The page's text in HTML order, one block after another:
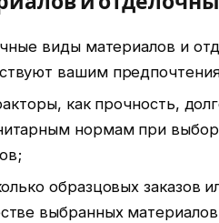
виды материалов и
вашим
как прочность,
нормам при
образцовых заказов
выбранных